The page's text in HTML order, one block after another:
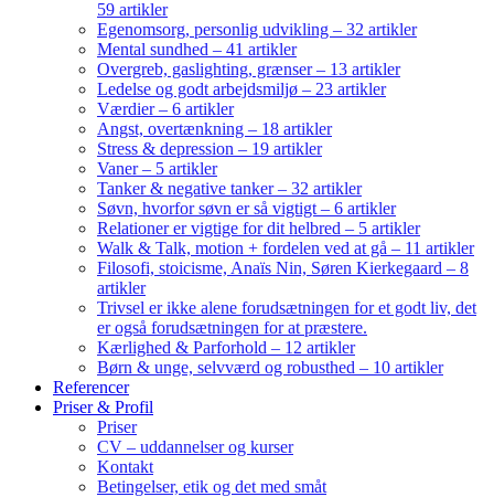
59 artikler
Egenomsorg, personlig udvikling – 32 artikler
Mental sundhed – 41 artikler
Overgreb, gaslighting, grænser – 13 artikler
Ledelse og godt arbejdsmiljø – 23 artikler
Værdier – 6 artikler
Angst, overtænkning – 18 artikler
Stress & depression – 19 artikler
Vaner – 5 artikler
Tanker & negative tanker – 32 artikler
Søvn, hvorfor søvn er så vigtigt – 6 artikler
Relationer er vigtige for dit helbred – 5 artikler
Walk & Talk, motion + fordelen ved at gå – 11 artikler
Filosofi, stoicisme, Anaïs Nin, Søren Kierkegaard – 8
artikler
Trivsel er ikke alene forudsætningen for et godt liv, det
er også forudsætningen for at præstere.
Kærlighed & Parforhold – 12 artikler
Børn & unge, selvværd og robusthed – 10 artikler
Referencer
Priser & Profil
Priser
CV – uddannelser og kurser
Kontakt
Betingelser, etik og det med småt